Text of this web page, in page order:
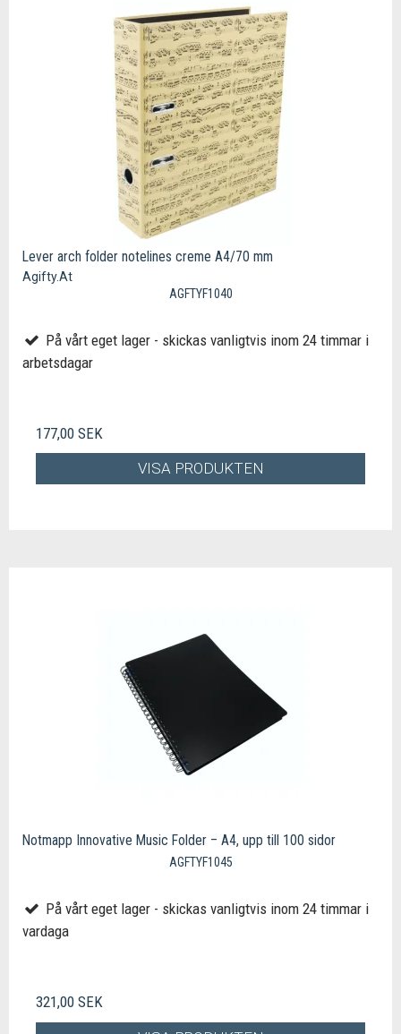
Lever arch folder notelines creme A4/70 mm
Agifty.At
AGFTYF1040
På vårt eget lager - skickas vanligtvis inom 24 timmar i
arbetsdagar
177,00 SEK
VISA PRODUKTEN
Notmapp Innovative Music Folder – A4, upp till 100 sidor
AGFTYF1045
På vårt eget lager - skickas vanligtvis inom 24 timmar i
vardaga
321,00 SEK